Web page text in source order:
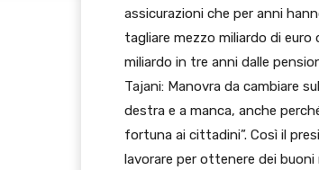
assicurazioni che per anni
tagliare mezzo miliardo di
miliardo in tre anni dalle
Tajani: Manovra da cambiare
destra e a manca, anche
fortuna ai cittadini”. Così il
lavorare per ottenere dei